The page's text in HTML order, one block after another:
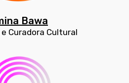
Bawa
Curadora Cultural